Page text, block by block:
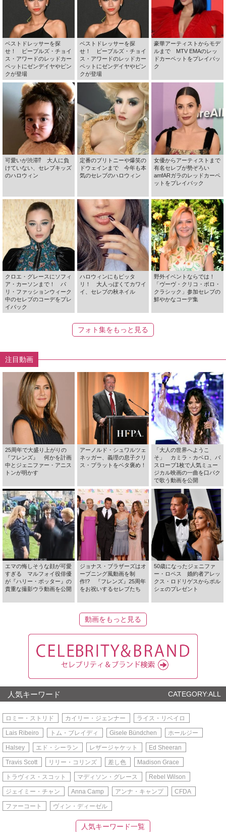
ベストドレッサーを探
せ！ ピープルズ・チョイ
ス・アワードのレッドカー
ペットにゼンデイヤやピン
クが登場
ベストドレッサーを探
せ！ ピープルズ・チョイ
ス・アワードのレッドカー
ペットにゼンデイヤやピン
クが登場
豪華アーティストからモデ
ルまで MTV EMAのレッ
ドカーペットをプレイバッ
ク
可愛いが渋滞⁉ 大人に負
けていない、セレブキッズ
のハロウィン
定番のブリトニーや爆笑の
ドウェインまで 今年も本
気のセレブのハロウィン
女優からアーティストまで
有名セレブが勢ぞろい
amfARガラのレッドカーペ
ットをプレイバック
クロエ・グレースにソフィ
ア・カーソンまで！ パ
リ・ファッションウィーク
中のセレブのコーデをプレ
イバック
ハロウィンにもピッタ
リ！ 大人っぽくてカワイ
イ、セレブの秋ネイル
野外イベントならでは！
「ヴーヴ・クリコ・ポロ・
クラシック」参加セレブの
鮮やかなコーデ集
フォト集をもっと見る
注目動画
25周年で大盛り上がりの
『フレンズ』 何かを計画
中とジェニファー・アニス
トンが明かす
アーノルド・シュワルツェ
ネッガー、義理の息子クリ
ス・プラットをベタ褒め！
「大人の世界へようこ
そ」 カミラ・カベロ、バ
スローブ1枚で人気ミュー
ジカル映画の一曲を口パク
で歌う動画を公開
エマの悔しそうな顔が可愛
すぎる マルフォイ役俳優
が『ハリー・ポッター』の
貴重な撮影ウラ動画を公開
ジョナス・ブラザーズはオ
ープニング風動画を制
作!? 『フレンズ』25周年
をお祝いするセレブたち
50歳になったジェニファ
ー・ロペス 婚約者アレッ
クス・ロドリゲスからポル
シェのプレゼント
動画をもっと見る
人気キーワード CATEGORY:ALL
ロミー・ストリド カイリー・ジェンナー ライス・リベイロ
Lais Ribeiro トム・ブレイディ Gisele Bündchen ホールジー
Halsey エド・シーラン レザージャケット Ed Sheeran
Travis Scott リリー・コリンズ 差し色 Madison Grace
トラヴィス・スコット マディソン・グレース Rebel Wilson
ジェイミー・チャン Anna Camp アンナ・キャンプ CFDA
ファーコート ヴィン・ディーゼル
人気キーワード一覧